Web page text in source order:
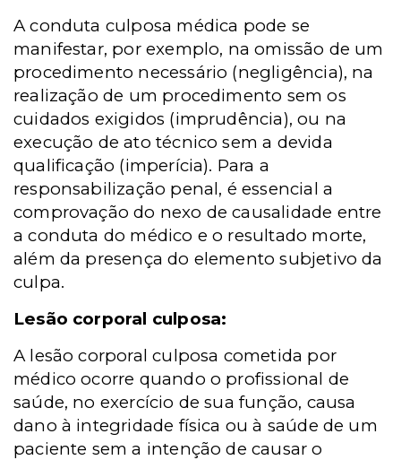
A conduta culposa médica pode se
manifestar, por exemplo, na omissão de um
procedimento necessário (negligência), na
realização de um procedimento sem os
cuidados exigidos (imprudência), ou na
execução de ato técnico sem a devida
qualificação (imperícia). Para a
responsabilização penal, é essencial a
comprovação do nexo de causalidade entre
a conduta do médico e o resultado morte,
além da presença do elemento subjetivo da
culpa.
Lesão corporal culposa:
A lesão corporal culposa cometida por
médico ocorre quando o profissional de
saúde, no exercício de sua função, causa
dano à integridade física ou à saúde de um
paciente sem a intenção de causar o